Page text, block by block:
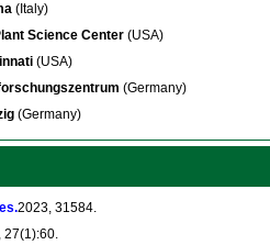
(Italy)
Science Center (USA)
(USA)
(Germany)
(Germany)
2023, 31584.
27(1):60.